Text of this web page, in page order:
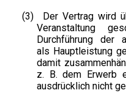
(3)
Der Vertrag wird
Veranstaltung
Durchführung der
als Hauptleistung
damit
z. B. dem Erwerb
ausdrücklich nicht